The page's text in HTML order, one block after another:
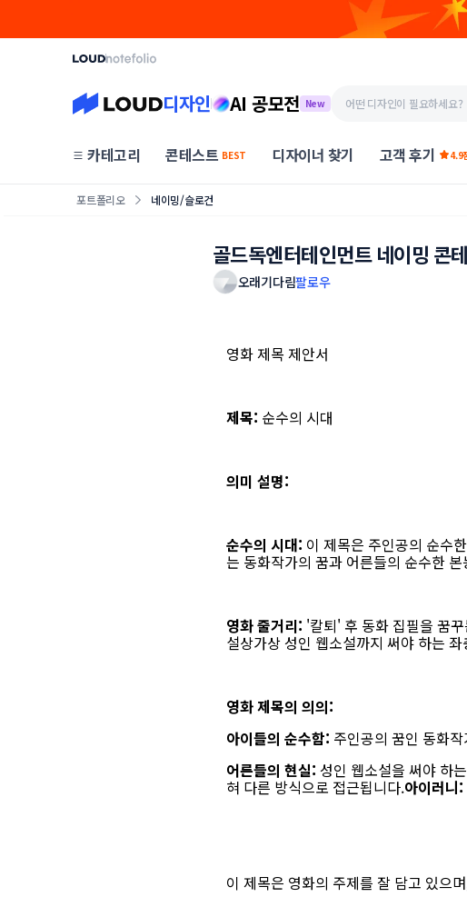
디자인 AI 공모전 New
카테고리 콘테스트 BEST 디자이너 찾기 고객 후기 4.9
포트폴리오 네이밍/슬로건
골드독엔터테인먼트 네이밍 콘
오래기다림팔로우
영화 제목 제안서
제목: 순수의 시대
의미 설명:
순수의 시대: 이 제목은 주인공의 순수
는 동화작가의 꿈과 어른들의 순수한
영화 줄거리: '칼퇴' 후 동화 집필을 꿈
설상가상 성인 웹소설까지 써야 하는
영화 제목의 의의:
아이들의 순수함: 주인공의 꿈인 동화
어른들의 현실: 성인 웹소설을 써야 하
혀 다른 방식으로 접근됩니다.아이러니:
이 제목은 영화의 주제를 잘 담고 있으